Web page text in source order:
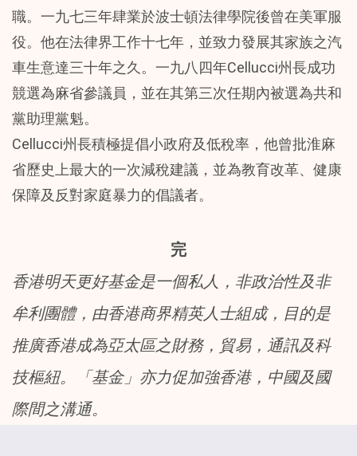
職。一九七三年肆業於波士頓法律學院後曾在美軍服
役。他在法律界工作十七年，並致力發展其家族之汽
車生意達三十年之久。一九八四年Cellucci州長成功
競選為麻省參議員，並在其第三次任期內被選為共和
黨助理黨魁。
Cellucci州長積極提倡小政府及低稅率，他曾批淮麻
省歷史上最大的一次減稅建議，並為教育改革、健康
保障及反對家庭暴力的倡議者。
完
香港明天更好基金是一個私人，非政治性及非
牟利團體，由香港商界精英人士組成，目的是
推廣香港成為亞太區之財務，貿易，通訊及科
技樞紐。「基金」亦力促加強香港，中國及國
際間之溝通。